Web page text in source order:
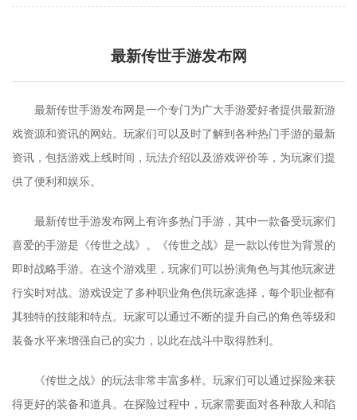
最新传世手游发布网
最新传世手游发布网是一个专门为广大手游爱好者提供最新游
戏资源和资讯的网站。玩家们可以及时了解到各种热门手游的最新
资讯，包括游戏上线时间，玩法介绍以及游戏评价等，为玩家们提
供了便利和娱乐。
最新传世手游发布网上有许多热门手游，其中一款备受玩家们
喜爱的手游是《传世之战》。《传世之战》是一款以传世为背景的
即时战略手游。在这个游戏里，玩家们可以扮演角色与其他玩家进
行实时对战。游戏设定了多种职业角色供玩家选择，每个职业都有
其独特的技能和特点。玩家可以通过不断的提升自己的角色等级和
装备水平来增强自己的实力，以此在战斗中取得胜利。
《传世之战》的玩法非常丰富多样。玩家们可以通过探险来获
得更好的装备和道具。在探险过程中，玩家需要面对各种敌人和陷